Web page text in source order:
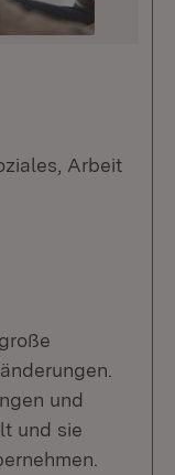
Arbeit
und
und sie